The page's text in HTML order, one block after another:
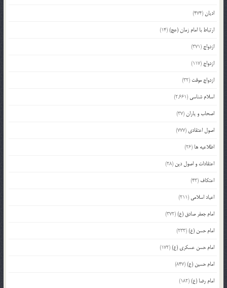
ادیان(474)
ارتباط با امام زمان (عج)(14)
ازدواج (371)
ازدواج (117)
ازدواج موقت (32)
اسلام شناسی (2,661)
اصحاب و یاران(37)
اصول اعتقادی (777)
اطلاعیه ها (26)
اعتقادات و اصول دین (28)
اعتکاف (43)
اعیاد اسلامی (211)
امام جعفر صادق (ع)(372)
امام حسن (ع)(233)
امام حسن عسکری (ع)(172)
امام حسین (ع)(847)
امام رضا (ع)(182)